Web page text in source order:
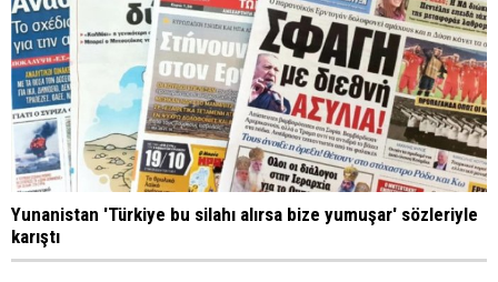
Yunanistan 'Türkiye bu silahı alırsa bize yumuşar' sözleriyle
karıştı